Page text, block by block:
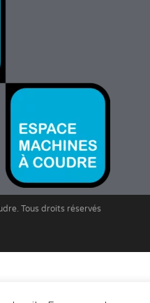
Tous droits réservés